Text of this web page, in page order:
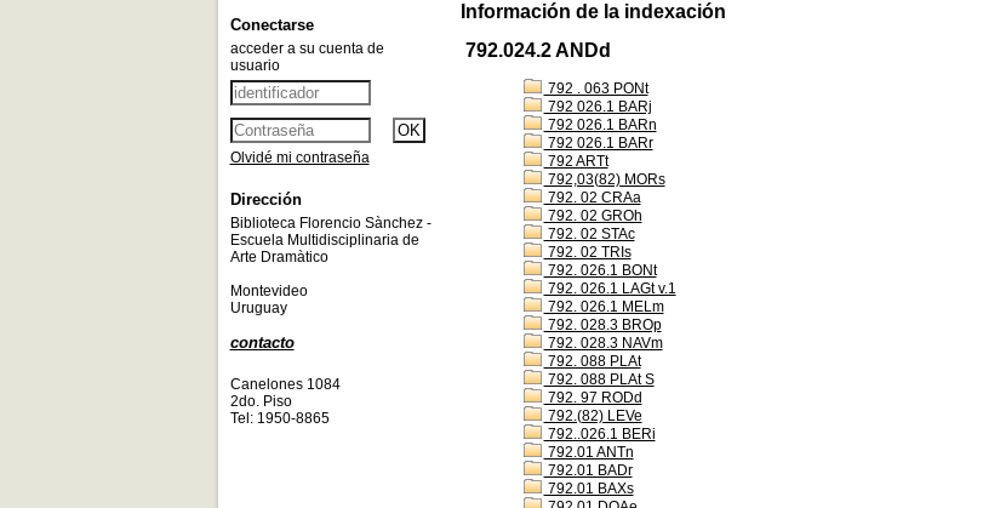
Información de la indexación
792.024.2 ANDd
792 . 063 PONt
792 026.1 BARj
792 026.1 BARn
792 026.1 BARr
792 ARTt
792,03(82) MORs
792. 02 CRAa
792. 02 GROh
792. 02 STAc
792. 02 TRIs
792. 026.1 BONt
792. 026.1 LAGt v.1
792. 026.1 MELm
792. 028.3 BROp
792. 028.3 NAVm
792. 088 PLAt
792. 088 PLAt S
792. 97 RODd
792.(82) LEVe
792..026.1 BERi
792.01 ANTn
792.01 BADr
792.01 BAXs
Conectarse
acceder a su cuenta de
usuario
Olvidé mi contraseña
Dirección
Biblioteca Florencio Sànchez -
Escuela Multidisciplinaria de
Arte Dramàtico
Montevideo
Uruguay
contacto
Canelones 1084
2do. Piso
Tel: 1950-8865